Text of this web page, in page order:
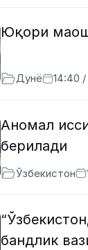
Юқори
Дунё 14:40 /
Аномал
берилади
Ўзбекистон
бандлик